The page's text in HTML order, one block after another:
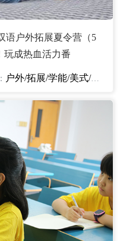
语户外拓展夏令营（5
玩成热血活力番
户外/拓展/学能/美式/英语/探险